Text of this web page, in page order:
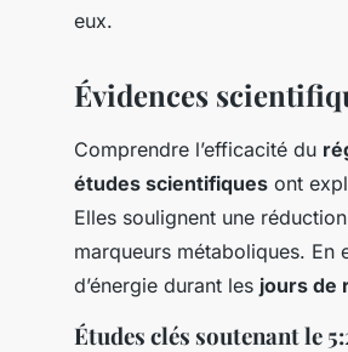
eux.
Évidences
Comprendre l’efficacité du
études scientifiques ont
Elles soulignent une
marqueurs métaboliques. En
d’énergie durant les jours de
Études clés soutenant le